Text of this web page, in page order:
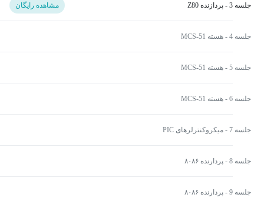
جلسه 3 - پردازنده Z80 مشاهده رایگان
جلسه 4 - هسته MCS-51
جلسه 5 - هسته MCS-51
جلسه 6 - هسته MCS-51
جلسه 7 - میکروکنترلرهای PIC
جلسه 8 - پردارنده ۸۰۸۶
جلسه 9 - پردارنده ۸۰۸۶